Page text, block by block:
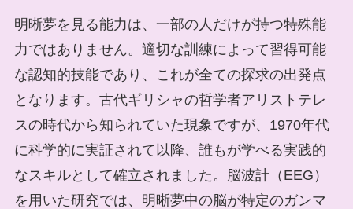
明晰夢を見る能力は、一部の人だけが持つ特殊能
力ではありません。適切な訓練によって習得可能
な認知的技能であり、これが全ての探求の出発点
となります。古代ギリシャの哲学者アリストテレ
スの時代から知られていた現象ですが、1970年代
に科学的に実証されて以降、誰もが学べる実践的
なスキルとして確立されました。脳波計（EEG）
を用いた研究では、明晰夢中の脳が特定のガンマ